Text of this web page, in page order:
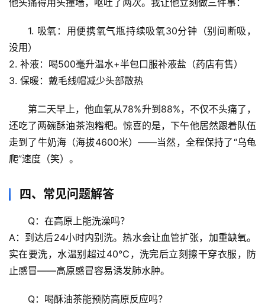
宙
天
活
科
学
心
理
他头痛得用头撞墙，呕吐了两次。我让他立刻做三件事：
1. 吸氧 ：用便携氧气瓶持续吸氧30分钟（别间断吸，
没用）
2. 补液：喝500毫升温水+半包口服补液盐（药店有售）
3. 保暖：戴毛线帽减少头部散热
第二天早上，他血氧从78%升到88%，不仅不头痛了，
还吃了两碗酥油茶泡糌粑。 惊喜的是，下午他居然跟着队伍
走到了牛奶海（海拔4600米）——当然，全程保持了“乌龟
爬”速度（笑）。
四、常见问题解答
Q：在高原上能洗澡吗？
A：到达后24小时内别洗。热水会让血管扩张，加重缺氧。
实在要洗，水温别超过40℃，洗完后立刻擦干穿衣服，防
止感冒——高原感冒容易诱发肺水肿。
Q：喝酥油茶能预防高原反应吗？